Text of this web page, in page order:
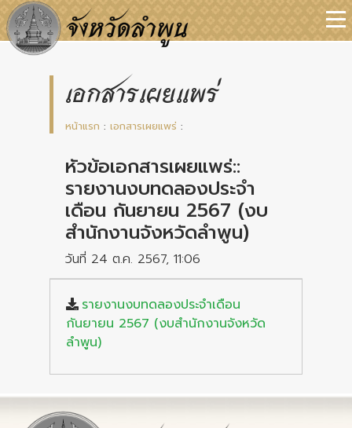
เอกสารเผยแพร่
หน้าแรก : เอกสารเผยแพร่ :
หัวข้อเอกสารเผยแพร่::
รายงานงบทดลองประจำ
เดือน กันยายน 2567 (งบ
สำนักงานจังหวัดลำพูน)
วันที่ 24 ต.ค. 2567, 11:06
รายงานงบทดลองประจำเดือน
กันยายน 2567 (งบสำนักงานจังหวัด
ลำพูน)